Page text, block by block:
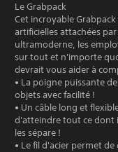
Le Grabpack
Cet incroyable
artificielles attachées
ultramoderne, les
sur tout et n'importe
devrait vous aider à
• La poigne puissante
objets avec facilité !
• Un câble long et
d'atteindre tout ce dont
les sépare !
• Le fil d'acier permet